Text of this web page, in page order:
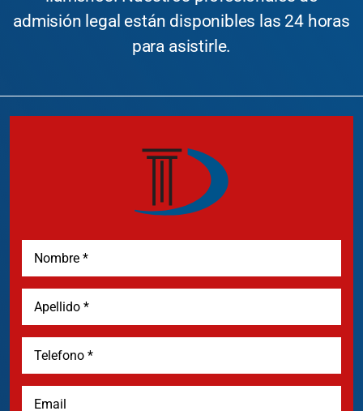
admisión legal están disponibles las 24 horas
para asistirle.